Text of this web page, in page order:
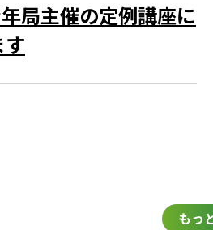
局主催の定例講座に
もっ